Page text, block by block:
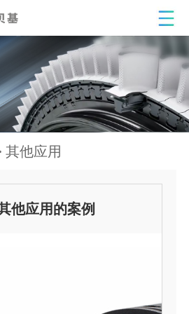
其他应用
他应用的案例